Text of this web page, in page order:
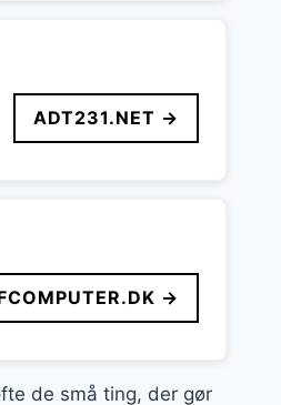
ADT231.NET →
→
de små ting, der gør